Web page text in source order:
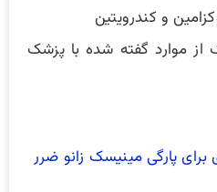
و کندرویتین
موارد گفته شده با پزشک
برای پارگی مینیسک زانو ضرر